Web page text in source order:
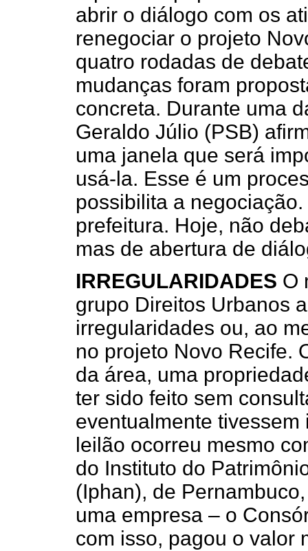
abrir o diálogo com os
renegociar o projeto
quatro rodadas de
mudanças foram
concreta. Durante uma
Geraldo Júlio (PSB)
uma janela que será
usá-la. Esse é um
possibilita a
prefeitura. Hoje, não
mas de abertura de
IRREGULARIDADES O
grupo Direitos Urbanos
irregularidades ou, ao
no projeto Novo Recife.
da área, uma
ter sido feito sem
eventualmente
leilão ocorreu mesmo
do Instituto do
(Iphan), de
uma empresa – o
com isso, pagou o valor